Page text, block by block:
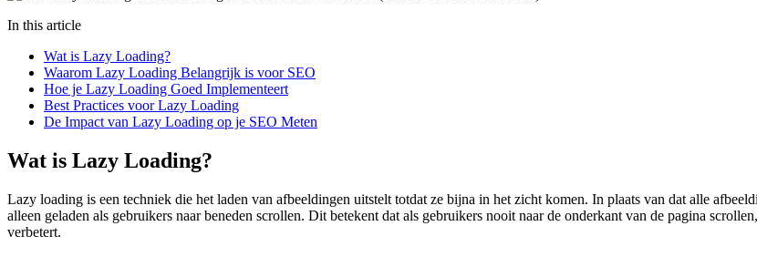
In this article
Wat is Lazy Loading?
Waarom Lazy Loading Belangrijk is voor SEO
Hoe je Lazy Loading Goed Implementeert
Best Practices voor Lazy Loading
De Impact van Lazy Loading op je SEO Meten
Wat is Lazy Loading?
Lazy loading is een techniek die het laden van afbeeldingen uitstelt totdat ze bijna in het zicht komen. In plaats van dat alle
alleen geladen als gebruikers naar beneden scrollen. Dit betekent dat als gebruikers nooit naar de onderkant van de pagina
verbetert.